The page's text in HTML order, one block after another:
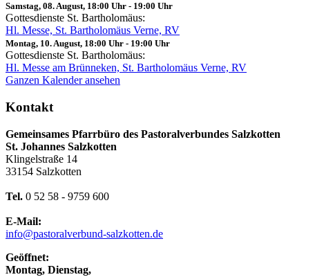
Samstag, 08. August, 18:00 Uhr - 19:00 Uhr
Gottesdienste St. Bartholomäus:
Hl. Messe, St. Bartholomäus Verne, RV
Montag, 10. August, 18:00 Uhr - 19:00 Uhr
Gottesdienste St. Bartholomäus:
Hl. Messe am Brünneken, St. Bartholomäus Verne, RV
Ganzen Kalender ansehen
Kontakt
Gemeinsames Pfarrbüro des Pastoralverbundes Salzkotten
St. Johannes Salzkotten
Klingelstraße 14
33154 Salzkotten
Tel. 0 52 58 - 9759 600
E-Mail:
info@pastoralverbund-salzkotten.de
Geöffnet:
Montag, Dienstag,